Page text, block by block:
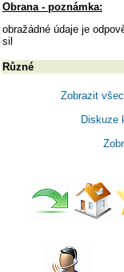
Obrana - poznámka:
obražádné údaje je
sil
Různé
Zobrazit
Diskuze